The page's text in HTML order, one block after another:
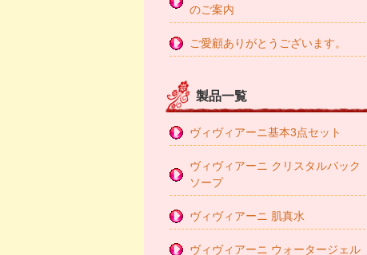
のご案内
ご愛顧ありがとうございます。
製品一覧
ヴィヴィアーニ基本3点セット
ヴィヴィアーニ クリスタルパック
ソープ
ヴィヴィアーニ 肌真水
ヴィヴィアーニ ウォータージェル